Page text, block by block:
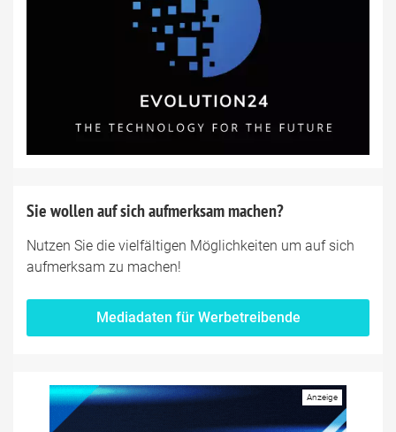
Sie wollen auf sich aufmerksam machen?
Nutzen Sie die vielfältigen Möglichkeiten um auf sich
aufmerksam zu machen!
Mediadaten für Werbetreibende